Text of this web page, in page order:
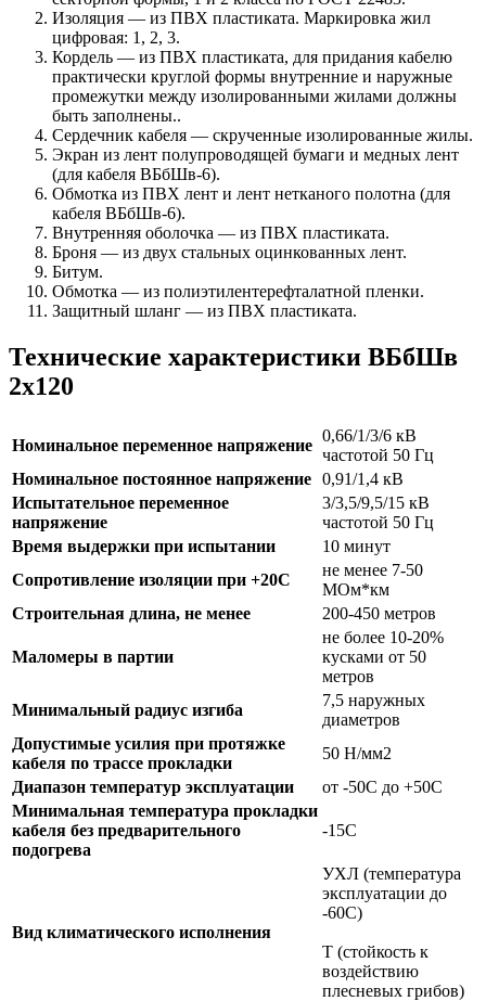
Изоляция — из ПВХ пластиката. Маркировка жил
цифровая: 1, 2, 3.
Кордель — из ПВХ пластиката, для придания кабелю
практически круглой формы внутренние и наружные
промежутки между изолированными жилами должны
быть заполнены..
Сердечник кабеля — скрученные изолированные жилы.
Экран из лент полупроводящей бумаги и медных лент
(для кабеля ВБбШв-6).
Обмотка из ПВХ лент и лент нетканого полотна (для
кабеля ВБбШв-6).
Внутренняя оболочка — из ПВХ пластиката.
Броня — из двух стальных оцинкованных лент.
Битум.
Обмотка — из полиэтилентерефталатной пленки.
Защитный шланг — из ПВХ пластиката.
Технические характеристики ВБбШв
2х120
Номинальное переменное напряжение
0,66/1/3/6 кВ
частотой 50 Гц
Номинальное постоянное напряжение 0,91/1,4 кВ
Испытательное переменное
напряжение
3/3,5/9,5/15 кВ
частотой 50 Гц
Время выдержки при испытании
10 минут
Сопротивление изоляции при +20С
не менее 7-50
МОм*км
Строительная длина, не менее
200-450 метров
Маломеры в партии
не более 10-20%
кусками от 50
метров
Минимальный радиус изгиба
7,5 наружных
диаметров
Допустимые усилия при протяжке
кабеля по трассе прокладки
50 Н/мм2
Диапазон температур эксплуатации
от -50С до +50С
Минимальная температура прокладки
кабеля без предварительного
подогрева
-15С
Вид климатического исполнения
УХЛ (температура
эксплуатации до
-60С)
Т (стойкость к
воздействию
плесневых грибов)